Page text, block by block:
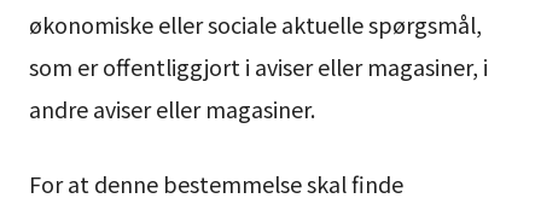
økonomiske eller sociale aktuelle spørgsmål,
som er offentliggjort i aviser eller magasiner, i
andre aviser eller magasiner.
For at denne bestemmelse skal finde